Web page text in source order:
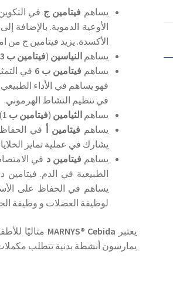
يساهم فيتامين ج في
الأوعية الدموية. بالإضافة
الأكسدة. يزيد فيتامين ج من
يساهم النياسين (فيتامين ب 3
يساهم فيتامين ب 6
في
في تنظيم النشاط الهرموني.
يساهم الثيامين (فيتامين ب 1
يساهم فيتامين أ في الحفاظ
يشارك في عملية تمايز الخلايا.
يساهم فيتامين د في
الطبيعية في الدم.
يساهم في الحفاظ على
لوظيفة العضلات و وظيفة
يعتبر MARNYS® Cebida
يمارسون أنشطة بدنية تتطلب